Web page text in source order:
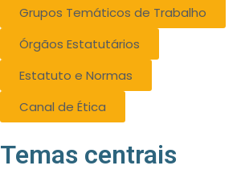
Grupos Temáticos de Trabalho
Órgãos Estatutários
Estatuto e Normas
Canal de Ética
Temas centrais